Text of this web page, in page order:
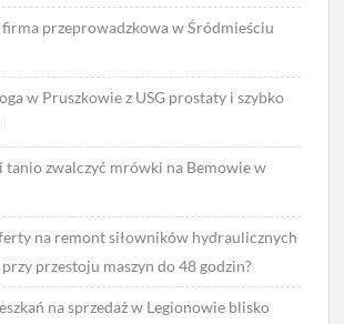
firma przeprowadzkowa w Śródmieściu
w Pruszkowie z USG prostaty i szybko
i tanio zwalczyć mrówki na Bemowie w
na remont siłowników hydraulicznych
przestoju maszyn do 48 godzin?
na sprzedaż w Legionowie blisko